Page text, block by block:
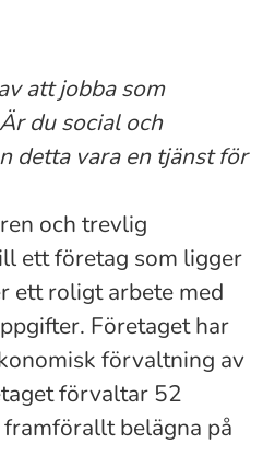
att jobba som
du social och
detta vara en tjänst för
och trevlig
ett företag som ligger
ett roligt arbete med
Företaget har
förvaltning av
förvaltar 52
belägna på